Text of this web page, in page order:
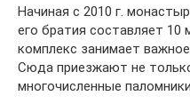
Начиная с 2010 г.
его братия составляет
комплекс занимает
Сюда приезжают не
многочисленные